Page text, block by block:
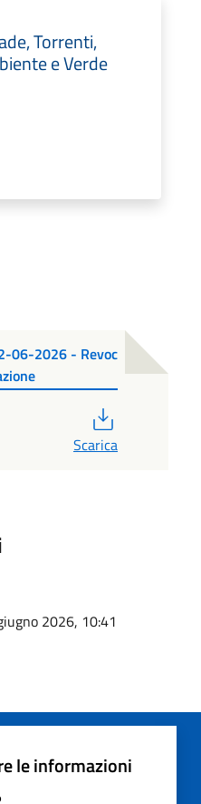
Torrenti,
e Verde
06-2026 - Revoc
Scarica
2026, 10:41
le informazioni